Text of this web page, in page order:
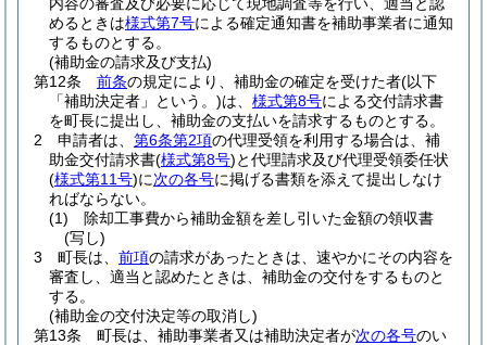
めるときは様式第7号による確定通知書を補助事業者に通知
するものとする。
(補助金の請求及び支払)
第12条
前条の規定により、補助金の確定を受けた者(以下
「補助決定者」という。)は、 様式第8号による交付請求書
を町長に提出し、補助金の支払いを請求するものとする。
2
申請者は、 第6条第2項の代理受領を利用する場合は、補
助金交付請求書(様式第8号)と代理請求及び代理受領委任状
(様式第11号)に次の各号に掲げる書類を添えて提出しなけ
ればならない。
(1)
除却工事費から補助金額を差し引いた金額の領収書
(写し)
3
町長は、 前項の請求があったときは、速やかにその内容を
審査し、適当と認めたときは、補助金の交付をするものと
する。
(補助金の交付決定等の取消し)
第13条
町長は、補助事業者又は補助決定者が次の各号のい